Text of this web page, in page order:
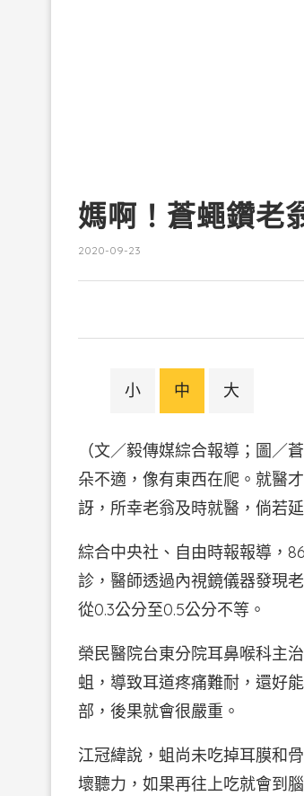
媽啊！蒼蠅鑽
2020-09-23
小 中 大
（文／毅傳媒綜合報導；圖
朵不適，像有東西在爬。就醫
訝，所幸老翁及時就醫，倘若
綜合中央社、自由時報報導，
診，醫師透過內視鏡儀器發現
從0.3公分至0.5公分不等。
榮民醫院台東分院耳鼻喉科主
蛆，導致耳道疼痛難耐，還好
部，後果就會很嚴重。
江冠緯說，蛆尚未吃掉耳膜和
壞聽力，如果再往上吃就會到